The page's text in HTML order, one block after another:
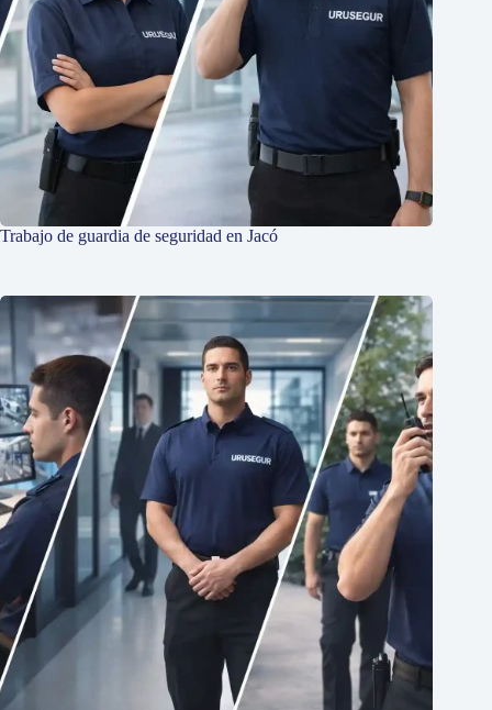
Trabajo de guardia de seguridad en Jacó